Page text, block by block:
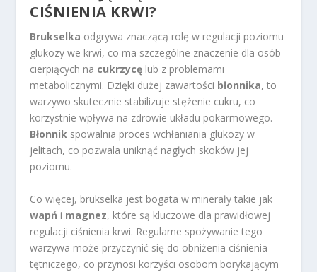
CIŚNIENIA KRWI?
Brukselka odgrywa znaczącą rolę w regulacji poziomu
glukozy we krwi, co ma szczególne znaczenie dla osób
cierpiących na cukrzycę lub z problemami
metabolicznymi. Dzięki dużej zawartości błonnika, to
warzywo skutecznie stabilizuje stężenie cukru, co
korzystnie wpływa na zdrowie układu pokarmowego.
Błonnik spowalnia proces wchłaniania glukozy w
jelitach, co pozwala uniknąć nagłych skoków jej
poziomu.
Co więcej, brukselka jest bogata w minerały takie jak
wapń i magnez, które są kluczowe dla prawidłowej
regulacji ciśnienia krwi. Regularne spożywanie tego
warzywa może przyczynić się do obniżenia ciśnienia
tętniczego, co przynosi korzyści osobom borykającym